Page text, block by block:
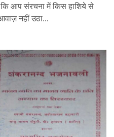
आप संरचना में किस हाशिये से
नहीं उठा...